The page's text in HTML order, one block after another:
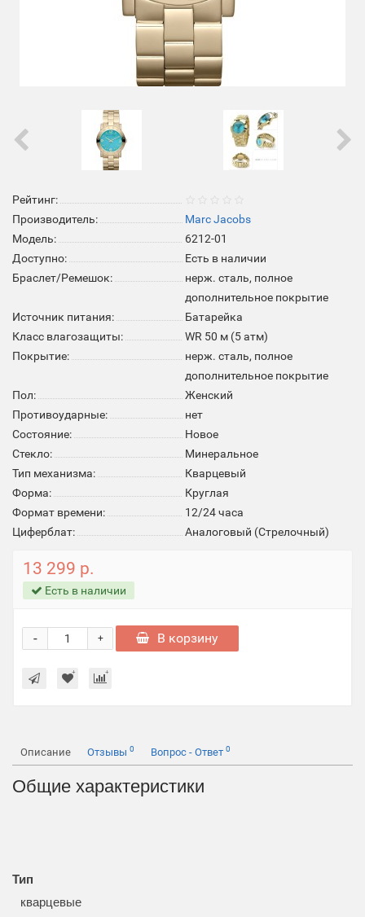
Рейтинг:
Производитель:
Marc Jacobs
Модель:
6212-01
Доступно:
Есть в наличии
Браслет/Ремешок:
нерж. сталь, полное
дополнительное покрытие
Источник питания:
Батарейка
Класс влагозащиты:
WR 50 м (5 атм)
Покрытие:
нерж. сталь, полное
дополнительное покрытие
Пол:
Женский
Противоударные:
нет
Состояние:
Новое
Стекло:
Минеральное
Тип механизма:
Кварцевый
Форма:
Круглая
Формат времени:
12/24 часа
Циферблат:
Аналоговый (Стрелочный)
13 299 р.
Есть в наличии
+
- В корзину
Описание Отзывы 0 Вопрос - Ответ 0
Общие характеристики
Тип
кварцевые